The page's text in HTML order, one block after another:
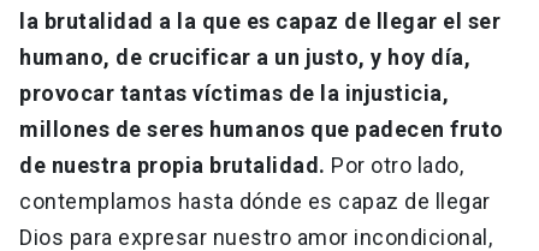
la brutalidad a la que es capaz de llegar el ser
humano, de crucificar a un justo, y hoy día,
provocar tantas víctimas de la injusticia,
millones de seres humanos que padecen fruto
de nuestra propia brutalidad. Por otro lado,
contemplamos hasta dónde es capaz de llegar
Dios para expresar nuestro amor incondicional,